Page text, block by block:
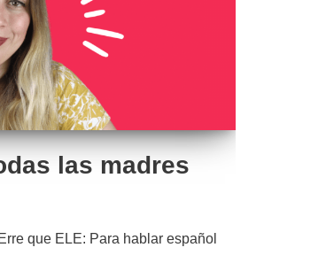
las madres
que ELE: Para hablar español